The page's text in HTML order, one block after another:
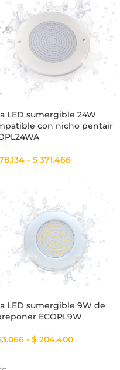
LED sumergible 24W
con nicho pentair
- $ 371.466
LED sumergible 9W de
ECOPL9W
- $ 204.400